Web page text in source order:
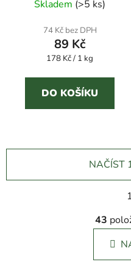
Skladem (>5 ks)
74 Kč bez DPH
89 Kč
Měrná
178 Kč / 1 kg
DO KOŠÍKU
NAČÍST
43